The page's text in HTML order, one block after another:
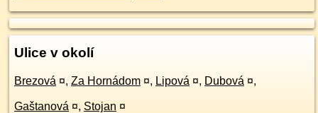
Ulice v okolí
Brezová ¤, Za Hornádom ¤, Lipová ¤, Dubová ¤,
Gaštanová ¤, Stojan ¤